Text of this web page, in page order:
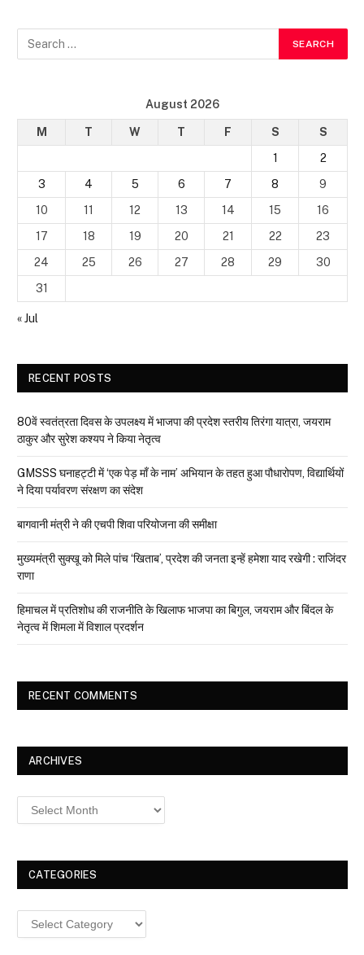
August 2026
M T W T F S
S
1
2
3
4 5 6 7 8
9
10
11 12 13 14 15
16
17
18 19 20 21 22
23
24
25 26 27 28 29
30
31
« Jul
RECENT POSTS
80वें स्वतंत्रता दिवस के उपलक्ष्य में भाजपा की प्रदेश स्तरीय तिरंगा यात्रा, जयराम
ठाकुर और सुरेश कश्यप ने किया नेतृत्व
GMSSS घनाहट्टी में ‘एक पेड़ माँ के नाम’ अभियान के तहत हुआ पौधारोपण, विद्यार्थियों
ने दिया पर्यावरण संरक्षण का संदेश
बागवानी मंत्री ने की एचपी शिवा परियोजना की समीक्षा
मुख्यमंत्री सुक्खू को मिले पांच ‘खिताब’, प्रदेश की जनता इन्हें हमेशा याद रखेगी : राजिंदर
राणा
हिमाचल में प्रतिशोध की राजनीति के खिलाफ भाजपा का बिगुल, जयराम और बिंदल के
नेतृत्व में शिमला में विशाल प्रदर्शन
RECENT COMMENTS
ARCHIVES
Archives
CATEGORIES
Categories